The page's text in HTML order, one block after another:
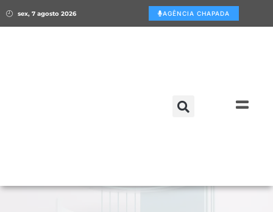
sex, 7 agosto 2026 AGÊNCIA CHAPADA